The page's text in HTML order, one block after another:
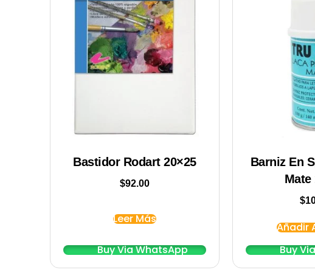
Bastidor Rodart 20×25
$92.00
Leer Más
Buy Via WhatsApp
Barniz En
Mate
$
Añadir
Buy